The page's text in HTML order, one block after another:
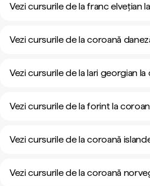
Vezi cursurile de la franc elvețian
Vezi cursurile de la coroană
Vezi cursurile de la lari georgian
Vezi cursurile de la forint la
Vezi cursurile de la coroană
Vezi cursurile de la coroană